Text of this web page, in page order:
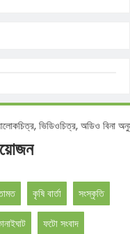
আলোকচিত্র, ভিডিওচিত্র, অডিও
কৃষি বার্তা সংস্কৃতি
ফটো সংবাদ